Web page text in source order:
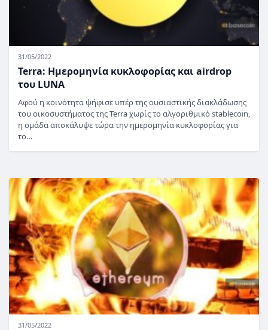
31/05/2022
Terra: Ημερομηνία κυκλοφορίας και airdrop
του LUNA
Αφού η κοινότητα ψήφισε υπέρ της ουσιαστικής διακλάδωσης
του οικοσυστήματος της Terra χωρίς το αλγοριθμικό stablecoin,
η ομάδα αποκάλυψε τώρα την ημερομηνία κυκλοφορίας για
το…
31/05/2022